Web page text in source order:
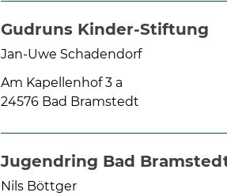
Gudruns Kinder-Stiftung
Jan-Uwe Schadendorf
Am Kapellenhof 3 a
24576 Bad Bramstedt
Jugendring Bad
Nils Böttger